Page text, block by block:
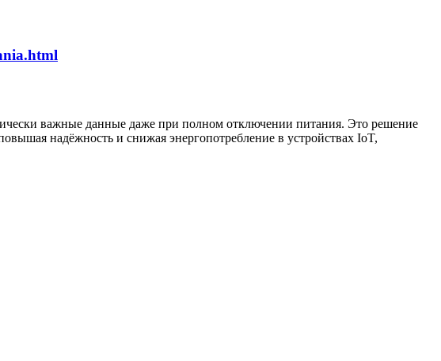
важные данные даже при полном отключении питания. Это решение
надёжность и снижая энергопотребление в устройствах IoT,